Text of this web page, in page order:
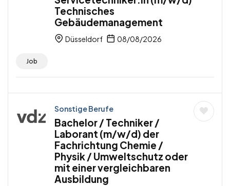
Technisches
Gebäudemanagement
Düsseldorf 08/08/2026
Job
Sonstige Berufe
Bachelor / Techniker /
Laborant (m/w/d) der
Fachrichtung Chemie /
Physik / Umweltschutz oder
mit einer vergleichbaren
Ausbildung